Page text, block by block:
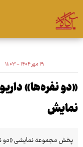
۱۹ مهر ۱۴۰۴ - ۱۱:۰۳
«دو نفره‌ها»
نمایش
پخش مجموعه نمایشی «دو